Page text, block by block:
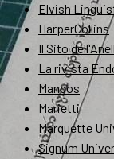
Elvish
HarperCollins
Il Sito
La rivista
Mandos
Marietti
Marquette
Signum